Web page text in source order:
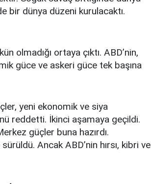
bir dünya düzeni kurulacaktı.
olmadığı ortaya çıktı. ABD’nin,
güce ve askeri güce tek başına
yeni ekonomik ve siya
reddetti. İkinci aşamaya geçildi.
güçler buna hazırdı.
Ancak ABD’nin hırsı, kibri ve